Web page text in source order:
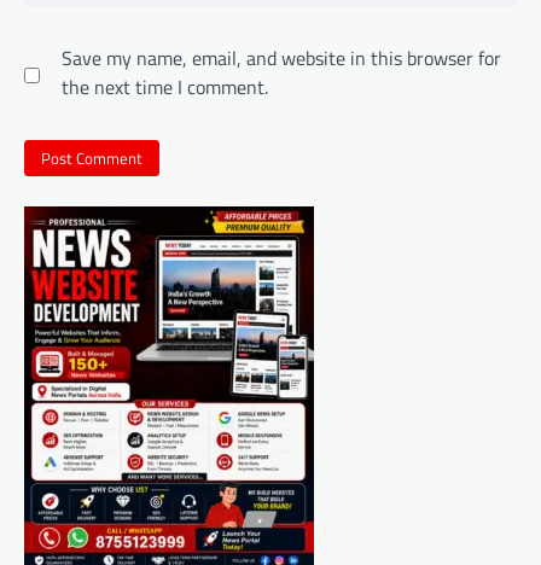
Save my name, email, and website in this browser for
the next time I comment.